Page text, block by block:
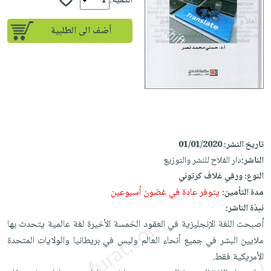
إختياراتنا
كتب
أكاديمية
صندوق
iKitab
بلا
يتكرر
iKitab
على
Android
تحميل
iKitab
على
Apple
أسئلة
يتكرر
طرحها
masmu3
على
masmu3
على
Apple
المواضيع
الأكثر
إختياراتنا
وسائل
القراءة
جوائز
تعليمية
جديد
أجهزة
العناية
الشخصية
العناية
وتصفيف
الشعر
العناية
بالجسم
المطبخ
والسفرة
الكل
أواني
الطهي
أدوات
متجر
الهدايا
أقسام
أضف الى الطلبية
تاريخ النشر:01/01/2020
الناشر:دار الفلاح للنشر والتوزيع
النوع:ورقي غلاف كرتوني
مدة التأمين:يتوفر عادة في غضون أسبوعين
نبذة الناشر:
أصبحت اللغة الإنجليزية في العقود الخمسة الأخيرة لغة عالمية يتحدث بها
ملايين البشر في جميع أنحاء العالم وليس في بريطانيا والولايات المتحدة
الأمريكية فقط.